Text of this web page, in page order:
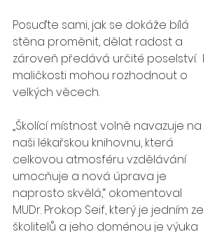
Posuďte sami, jak se dokáže bílá
stěna proměnit, dělat radost a
zároveň předává určité poselství.  I
maličkosti mohou rozhodnout o
velkých věcech.
„Školící místnost volně navazuje na
naši lékařskou knihovnu, která
celkovou atmosféru vzdělávání
umocňuje a nová úprava je
naprosto skvělá,“ okomentoval
MUDr. Prokop Seif, který je jedním ze
školitelů a jeho doménou je výuka